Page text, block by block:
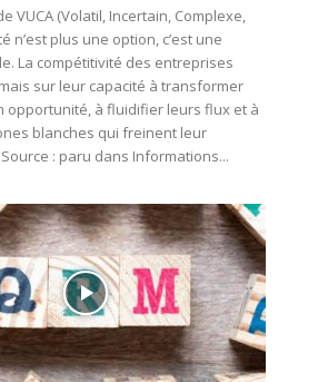
VUCA (Volatil, Incertain, Complexe,
n’est plus une option, c’est une
La compétitivité des entreprises
sur leur capacité à transformer
opportunité, à fluidifier leurs flux et à
blanches qui freinent leur
: paru dans Informations...